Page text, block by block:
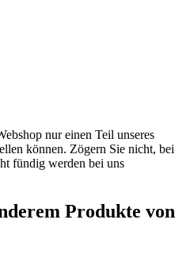
nur einen Teil unseres
können. Zögern Sie nicht, bei
fündig werden bei uns
Produkte von